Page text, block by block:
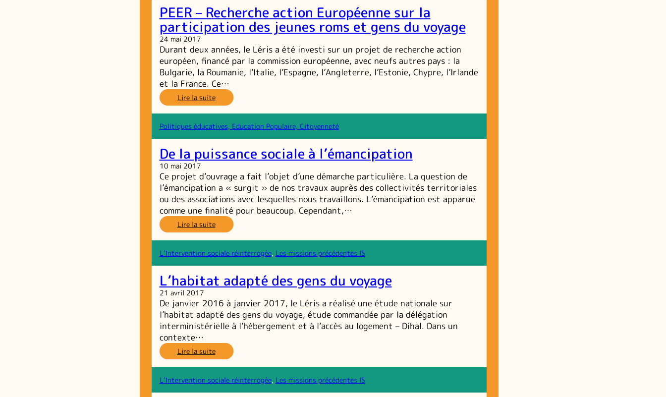
jeunes
PEER – Recherche action Européenne sur la
participation des jeunes roms et gens du voyage
24 mai 2017
Durant deux années, le Léris a été investi sur un projet de recherche action
européen, financé par la commission européenne, avec neufs autres pays : la
Bulgarie, la Roumanie, l’Italie, l’Espagne, l’Angleterre, l’Estonie, Chypre, l’Irlande
et la France. Ce…
Lire la suite:
PEER
–
Recherche
sur
la
participation
des
jeunes
roms
et
gens
du
Politiques éducatives, Education Populaire, Citoyenneté
De la puissance sociale à l’émancipation
10 mai 2017
Ce projet d’ouvrage a fait l’objet d’une démarche particulière. La question de
l’émancipation a « surgit » de nos travaux auprès des collectivités territoriales
ou des associations avec lesquelles nous travaillons. L’émancipation est apparue
comme une finalité pour beaucoup. Cependant,…
Lire la suite:
De
la
puissance
l’émancipation
L’Intervention sociale réinterrogée, Les missions précédentes IS
L’habitat adapté des gens du voyage
21 avril 2017
De janvier 2016 à janvier 2017, le Léris a réalisé une étude nationale sur
l’habitat adapté des gens du voyage, étude commandée par la délégation
interministérielle à l’hébergement et à l’accès au logement – Dihal. Dans un
contexte…
Lire la suite:
L’habitat
adapté
des
L’Intervention sociale réinterrogée, Les missions précédentes IS